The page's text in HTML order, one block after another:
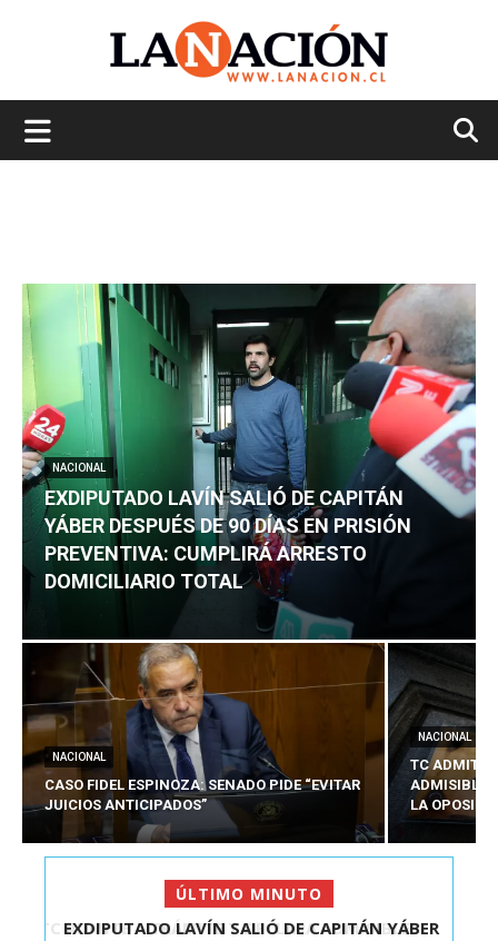
NACIONAL
EXDIPUTADO LAVÍN SALIÓ DE CAPITÁN
YÁBER DESPUÉS DE 90 DÍAS EN PRISIÓN
PREVENTIVA: CUMPLIRÁ ARRESTO
DOMICILIARIO TOTAL
NACIONAL
CASO FIDEL ESPINOZA: SENADO PIDE “EVITAR
JUICIOS ANTICIPADOS”
NACIONAL
TC ADMITE
ADMISIBLES
LA
ÚLTIMO MINUTO
EXDIPUTADO LAVÍN SALIÓ DE CAPITÁN YÁBER